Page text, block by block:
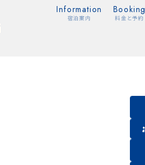
Information
宿泊案内
Booking
料金と予約